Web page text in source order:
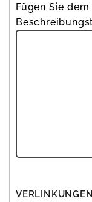
Fügen Sie
VERLINKUNGEN